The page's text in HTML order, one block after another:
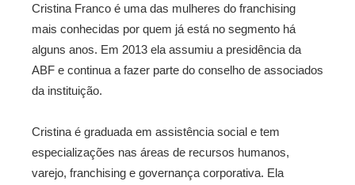
Cristina Franco é uma das mulheres do franchising
mais conhecidas por quem já está no segmento há
alguns anos. Em 2013 ela assumiu a presidência da
ABF e continua a fazer parte do conselho de associados
da instituição.
Cristina é graduada em assistência social e tem
especializações nas áreas de recursos humanos,
varejo, franchising e governança corporativa. Ela